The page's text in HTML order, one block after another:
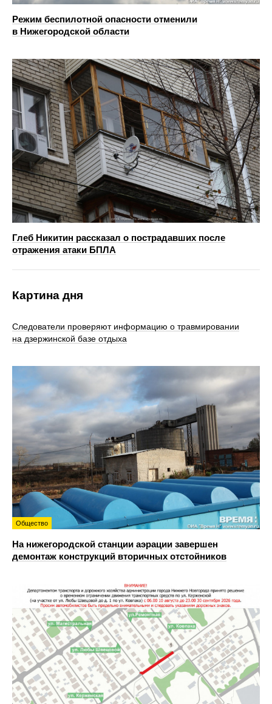
Режим беспилотной опасности отменили
в Нижегородской области
Глеб Никитин рассказал о пострадавших после
отражения атаки БПЛА
Картина дня
Следователи проверяют информацию о травмировании
на дзержинской базе отдыха
Общество
На нижегородской станции аэрации завершен
демонтаж конструкций вторичных отстойников